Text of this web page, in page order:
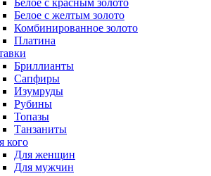
Белое с красным золото
Белое с желтым золото
Комбинированное золото
Платина
Бриллианты
Сапфиры
Изумруды
Рубины
Топазы
Танзаниты
кого
Для женщин
Для мужчин